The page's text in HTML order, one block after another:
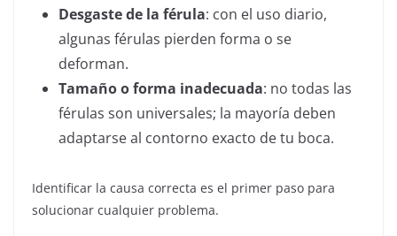
Desgaste de la férula: con el uso diario,
algunas férulas pierden forma o se
deforman.
Tamaño o forma inadecuada: no todas las
férulas son universales; la mayoría deben
adaptarse al contorno exacto de tu boca.
Identificar la causa correcta es el primer paso para
solucionar cualquier problema.